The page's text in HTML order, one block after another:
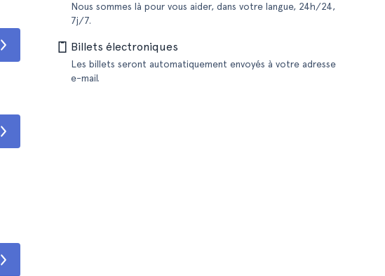
Nous sommes là pour vous aider, dans votre langue, 24h/24,
7j/7.
Billets électroniques
Les billets seront automatiquement envoyés à votre adresse
e-mail.